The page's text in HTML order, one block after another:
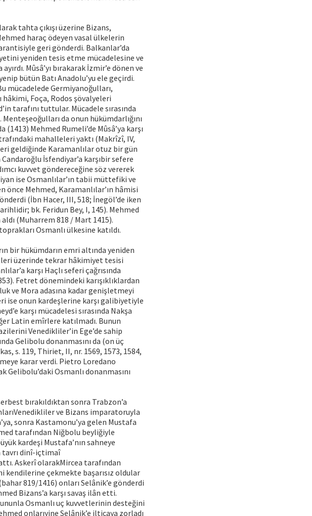
tahta çıkışı üzerine Bizans,
haraç ödeyen vasal ülkelerin
geri gönderdi. Balkanlar’da
yeniden tesis etme mücadelesine ve
Mûsâ’yı bırakarak İzmir’e dönen ve
bütün Batı Anadolu’yu ele geçirdi.
mücadelede Germiyanoğulları,
hâkimi, Foça, Rodos şövalyeleri
tarafını tuttular. Mücadele sırasında
da onun hükümdarlığını
Mehmed Rumeli’de Mûsâ’ya karşı
mahalleleri yaktı (Makrîzî, IV,
geldiğinde Karamanlılar otuz bir gün
İsfendiyar’a karşıbir sefere
kuvvet göndereceğine söz vererek
ise Osmanlılar’ın tabii müttefiki ve
önce Mehmed, Karamanlılar’ın hâmisi
(İbn Hacer, III, 518; İnegöl’de iken
bk. Feridun Bey, I, 145). Mehmed
(Muharrem 818 / Mart 1415).
Osmanlı ülkesine katıldı.
bir hükümdarın emri altında yeniden
üzerinde tekrar hâkimiyet tesisi
karşı Haçlı seferi çağrısında
Fetret dönemindeki karışıklıklardan
ve Mora adasına kadar genişletmeyi
ise onun kardeşlerine karşı galibiyetiyle
karşı mücadelesi sırasında Nakşa
Latin emîrlere katılmadı. Bunun
Venedikliler’in Ege’de sahip
Gelibolu donanmasını da (on üç
s. 119, Thiriet, II, nr. 1569, 1573, 1584,
karar verdi. Pietro Loredano
Gelibolu’daki Osmanlı donanmasını
bırakıldıktan sonra Trabzon’a
ve Bizans imparatoruyla
sonra Kastamonu’ya gelen Mustafa
tarafından Niğbolu beyliğiyle
kardeşi Mustafa’nın sahneye
tavrı dinî-içtimaî
Askerî olarakMircea tarafından
kendilerine çekmekte başarısız oldular
819/1416) onları Selânik’e gönderdi
Bizans’a karşı savaş ilân etti.
Osmanlı uç kuvvetlerinin desteğini
onlarıyine Selânik’e ilticaya zorladı